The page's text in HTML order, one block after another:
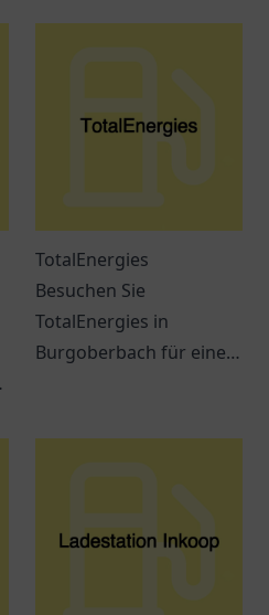
TotalEnergies
Besuchen Sie
TotalEnergies in
Burgoberbach für eine
praktischen Produkten